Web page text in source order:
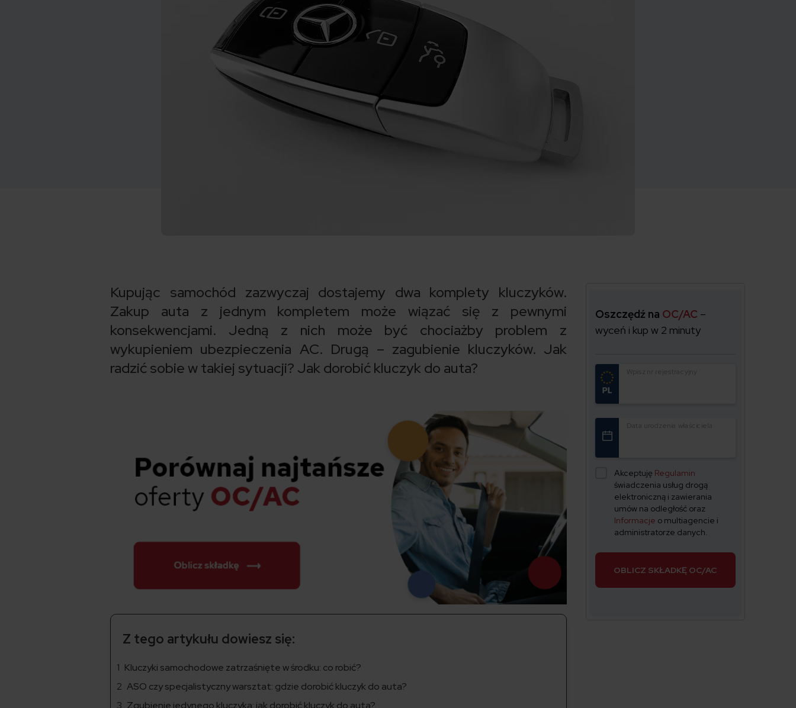
Kupując samochód zazwyczaj dostajemy dwa komplety kluczyków.
Zakup auta z jednym kompletem może wiązać się z pewnymi
konsekwencjami. Jedną z nich może być chociażby problem z
wykupieniem ubezpieczenia AC. Drugą – zagubienie kluczyków. Jak
radzić sobie w takiej sytuacji? Jak dorobić kluczyk do auta?
Z tego artykułu dowiesz się:
Kluczyki samochodowe zatrzaśnięte w środku: co robić?
ASO czy specjalistyczny warsztat: gdzie dorobić kluczyk do auta?
Zgubienie jedynego kluczyka: jak dorobić kluczyk do auta?
Oszczędź na OC/AC –
wyceń i kup w 2 minuty
Wpisz nr rejestracyjny
Data urodzenia właściciela
Akceptuję Regulamin
świadczenia usług drogą
elektroniczną i zawierania
umów na odległość oraz
Informacje o multiagencie i
administratorze danych.
OBLICZ SKŁADKĘ OC/AC